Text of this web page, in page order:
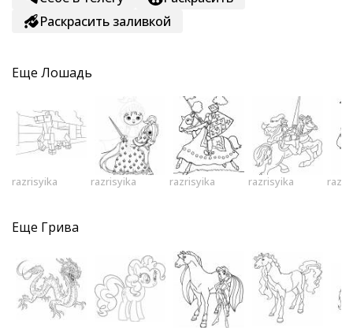
Раскрасить заливкой
Еще Лошадь
razrisyika razrisyika razrisyika razrisyika
Еще Грива